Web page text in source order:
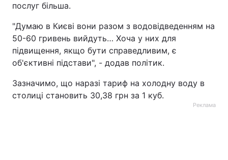
послуг більша.
"Думаю в Києві вони разом з водовідведенням на
50-60 гривень вийдуть… Хоча у них для
підвищення, якщо бути справедливим, є
об'єктивні підстави", - додав політик.
Зазначимо, що наразі тариф на холодну воду в
столиці становить 30,38 грн за 1 куб.
Реклама